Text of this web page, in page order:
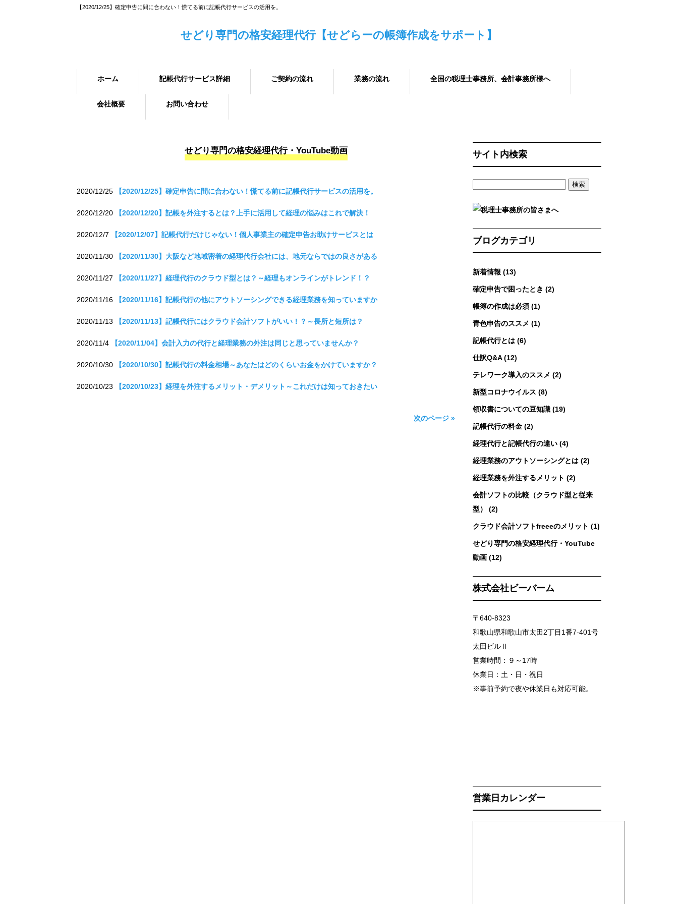
【2020/12/25】確定申告に間に合わない！慌てる前に記帳代行サービスの活用を。
せどり専門の格安経理代行【せどらーの帳簿作成をサポート】
ホーム 記帳代行サービス詳細 ご契約の流れ 業務の流れ 全国の税理士事務所、会計事務所様へ
会社概要 お問い合わせ
せどり専門の格安経理代行・YouTube動画
2020/12/25 【2020/12/25】確定申告に間に合わない！慌てる前に記帳代行サービスの活用を。
2020/12/20 【2020/12/20】記帳を外注するとは？上手に活用して経理の悩みはこれで解決！
2020/12/7 【2020/12/07】記帳代行だけじゃない！個人事業主の確定申告お助けサービスとは
2020/11/30 【2020/11/30】大阪など地域密着の経理代行会社には、地元ならではの良さがある
2020/11/27 【2020/11/27】経理代行のクラウド型とは？～経理もオンラインがトレンド！？
2020/11/16 【2020/11/16】記帳代行の他にアウトソーシングできる経理業務を知っていますか
2020/11/13 【2020/11/13】記帳代行にはクラウド会計ソフトがいい！？～長所と短所は？
2020/11/4 【2020/11/04】会計入力の代行と経理業務の外注は同じと思っていませんか？
2020/10/30 【2020/10/30】記帳代行の料金相場～あなたはどのくらいお金をかけていますか？
2020/10/23 【2020/10/23】経理を外注するメリット・デメリット～これだけは知っておきたい
次のページ »
サイト内検索
ブログカテゴリ
新着情報 (13)
確定申告で困ったとき (2)
帳簿の作成は必須 (1)
青色申告のススメ (1)
記帳代行とは (6)
仕訳Q&A (12)
テレワーク導入のススメ (2)
新型コロナウイルス (8)
領収書についての豆知識 (19)
記帳代行の料金 (2)
経理代行と記帳代行の違い (4)
経理業務のアウトソーシングとは (2)
経理業務を外注するメリット (2)
会計ソフトの比較（クラウド型と従来
型） (2)
クラウド会計ソフトfreeeのメリット (1)
せどり専門の格安経理代行・YouTube
動画 (12)
株式会社ビーバーム
〒640-8323
和歌山県和歌山市太田2丁目1番7-401号
太田ビルⅡ
営業時間：９～17時
休業日：土・日・祝日
※事前予約で夜や休業日も対応可能。
営業日カレンダー